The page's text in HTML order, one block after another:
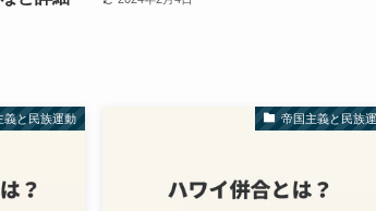
義と民族運動 帝国主義と民族